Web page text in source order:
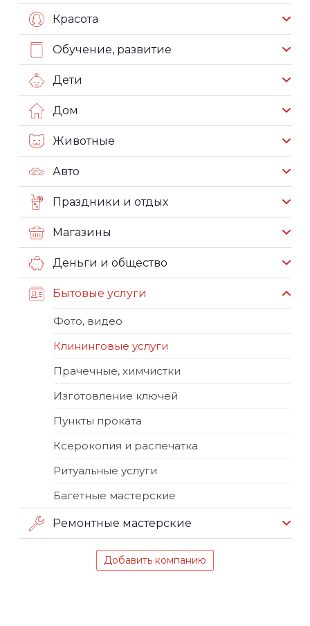
Красота
Обучение, развитие
Дети
Дом
Животные
Авто
Праздники и отдых
Магазины
Деньги и общество
Бытовые услуги
Фото, видео
Клининговые услуги
Прачечные, химчистки
Изготовление ключей
Пункты проката
Ксерокопия и распечатка
Ритуальные услуги
Багетные мастерские
Ремонтные мастерские
Добавить компанию